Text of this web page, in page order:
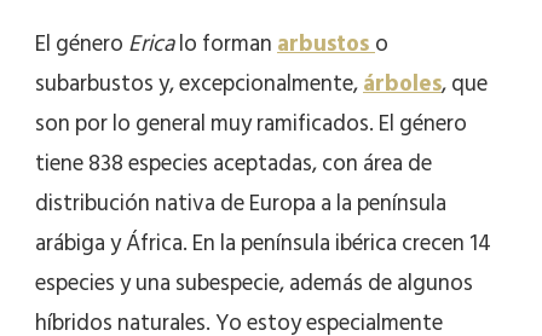
El géneroEricalo formanarbustoso
subarbustos y, excepcionalmente,árboles, que
son por lo general muy ramificados. El género
tiene 838 especies aceptadas, con área de
distribución nativa de Europa a la península
arábiga y África. En la península ibérica crecen 14
especies y una subespecie, además de algunos
híbridos naturales. Yo estoy especialmente